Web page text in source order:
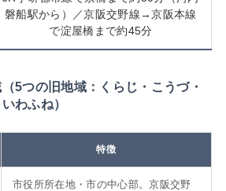
磐船駅から）／京阪交野線→京阪本線
で淀屋橋まで約45分
5つの旧地域：くらじ・こうづ・
わふね）
特徴
市役所所在地・市の中心部。京阪交野